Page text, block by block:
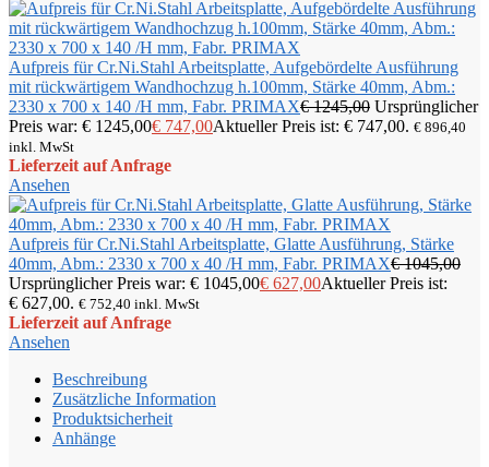
Aufpreis für Cr.Ni.Stahl Arbeitsplatte, Aufgebördelte Ausführung
mit rückwärtigem Wandhochzug h.100mm, Stärke 40mm, Abm.:
2330 x 700 x 140 /H mm, Fabr. PRIMAX€1245,00 Ursprünglicher
Preis war: € 1245,00€ 747,00Aktueller Preis ist: € 747,00. € 896,40
inkl. MwSt
Lieferzeit auf Anfrage
Ansehen
Aufpreis für Cr.Ni.Stahl Arbeitsplatte, Glatte Ausführung, Stärke
40mm, Abm.: 2330 x 700 x 40 /H mm, Fabr. PRIMAX€1045,00
Ursprünglicher Preis war: € 1045,00€ 627,00Aktueller Preis ist:
€ 627,00. € 752,40 inkl. MwSt
Lieferzeit auf Anfrage
Ansehen
Beschreibung
Zusätzliche Information
Produktsicherheit
Anhänge